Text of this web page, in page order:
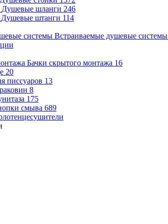
Душевые шланги 246
Душевые штанги 114
Встраиваемые душевые системы
Бачки скрытого монтажа 16
20
писсуаров 13
8
175
смыва 689